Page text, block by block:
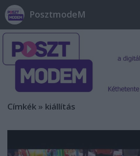
PosztmodeM
Címkék » kiállítás